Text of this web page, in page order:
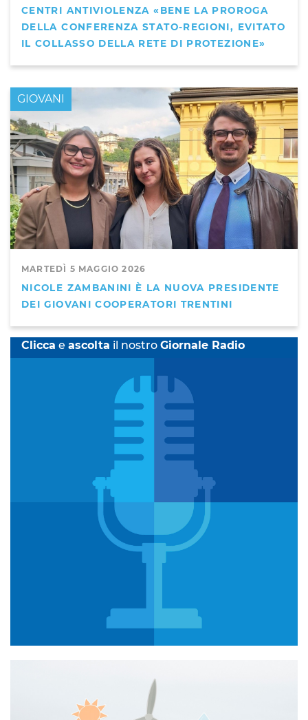
CENTRI ANTIVIOLENZA «BENE LA PROROGA
DELLA CONFERENZA STATO-REGIONI, EVITATO
IL COLLASSO DELLA RETE DI PROTEZIONE»
MARTEDÌ 5 MAGGIO 2026
NICOLE ZAMBANINI È LA NUOVA PRESIDENTE
DEI GIOVANI COOPERATORI TRENTINI
GIOVANI
Clicca e ascolta il nostro Giornale Radio